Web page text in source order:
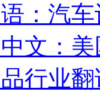
：汽
文：
行业翻